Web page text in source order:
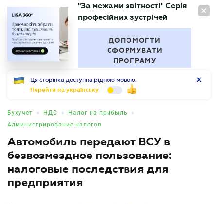
RU
БУХГАЛТЕР
"За межами звітності" Серія
професійних зустрічей
ДОПОМОГТИ
СФОРМУВАТИ
ПРОГРАМУ
Ця сторінка доступна рідною мовою.
Перейти на українську
Бухучет • НДС • Налог на прибыль •
Администрирование налогов
Автомобиль передают ВСУ в
безвозмездное пользование:
налоговые последствия для
предприятия